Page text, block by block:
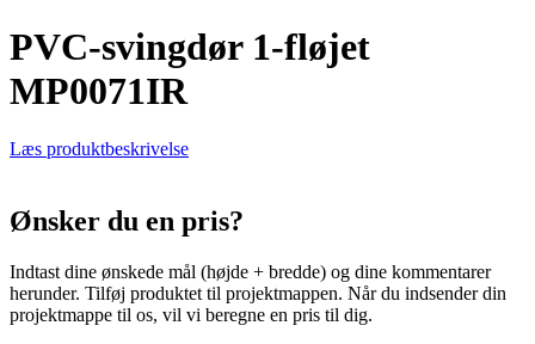
PVC-svingdør 1-fløjet
MP0071IR
Læs produktbeskrivelse
Ønsker du en pris?
Indtast dine ønskede mål (højde + bredde) og dine kommentarer
herunder. Tilføj produktet til projektmappen. Når du indsender din
projektmappe til os, vil vi beregne en pris til dig.